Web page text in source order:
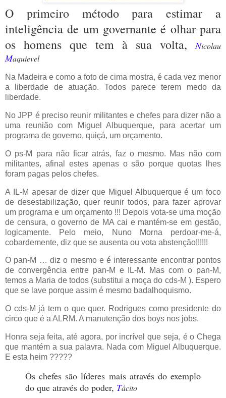
O primeiro método para estimar a
inteligência de um governante é olhar para
os homens que tem à sua volta,Nicolau
Maquievel
Na Madeira e como a foto de cima mostra, é cada vez menor
a liberdade de atuação. Todos parece terem medo da
liberdade.
No JPP é preciso reunir militantes e chefes para dizer não a
uma reunião com Miguel Albuquerque, para acertar um
programa de governo, quiçá, um orçamento.
O ps-M para não ficar atrás, faz o mesmo. Mas não com
militantes, afinal estes apenas o são porque quotas lhes
foram pagas pelos chefes.
A IL-M apesar de dizer que Miguel Albuquerque é um foco
de desestabilização, quer reunir todos, para fazer aprovar
um programa e um orçamento !!! Depois vota-se uma moção
de censura, o governo de MA cai e mantém-se em gestão,
logicamente. Pelo meio, Nuno Morna perdoar-me-á,
cobardemente, diz que se ausenta ou vota abstenção!!!!!!
O pan-M … diz o mesmo e é interessante encontrar pontos
de convergência entre pan-M e IL-M. Mas com o pan-M,
temos a Maria de todos (substitui a moça do cds-M ). Espero
que se lave porque assim é mesmo badalhoquismo.
O cds-M já tem o que quer. Rodrigues como presidente do
circo que é a ALRM. A manutenção dos boys nos jobs.
Honra seja feita, até agora, por incrível que seja, é o Chega
que mantém a sua palavra. Nada com Miguel Albuquerque.
E esta heim ?????
Os chefes são líderes mais através do exemplo
do que através do poder, Tácito